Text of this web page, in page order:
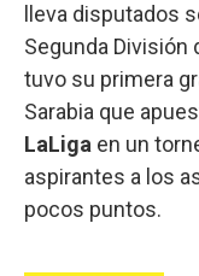
lleva disputados
Segunda
tuvo su primera
Sarabia que
LaLiga en un
aspirantes a los
pocos puntos.